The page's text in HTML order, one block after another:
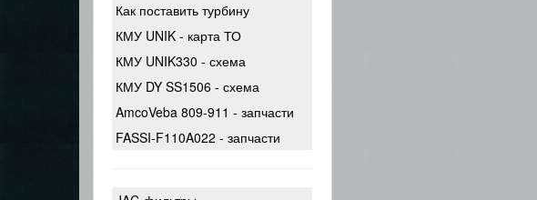
Как поставить турбину
КМУ UNIK - карта ТО
КМУ UNIK330 - схема
КМУ DY SS1506 - схема
AmcoVeba 809-911 - запчасти
FASSI-F110A022 - запчасти